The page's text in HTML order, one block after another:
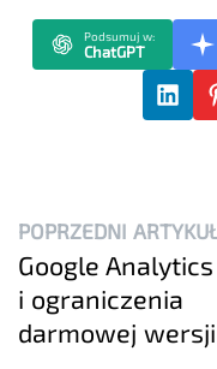
Podsumuj w:
ChatGPT
POPRZEDNI ARTYKUŁ
Google Analytics
i ograniczenia
darmowej wersji